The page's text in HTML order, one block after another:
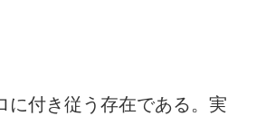
に付き従う存在である。実